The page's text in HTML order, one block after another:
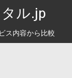
ル.jp
ス内容から比較